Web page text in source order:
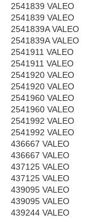
2541839 VALEO
2541839 VALEO
2541839A VALEO
2541839A VALEO
2541911 VALEO
2541911 VALEO
2541920 VALEO
2541920 VALEO
2541960 VALEO
2541960 VALEO
2541992 VALEO
2541992 VALEO
436667 VALEO
436667 VALEO
437125 VALEO
437125 VALEO
439095 VALEO
439095 VALEO
439244 VALEO